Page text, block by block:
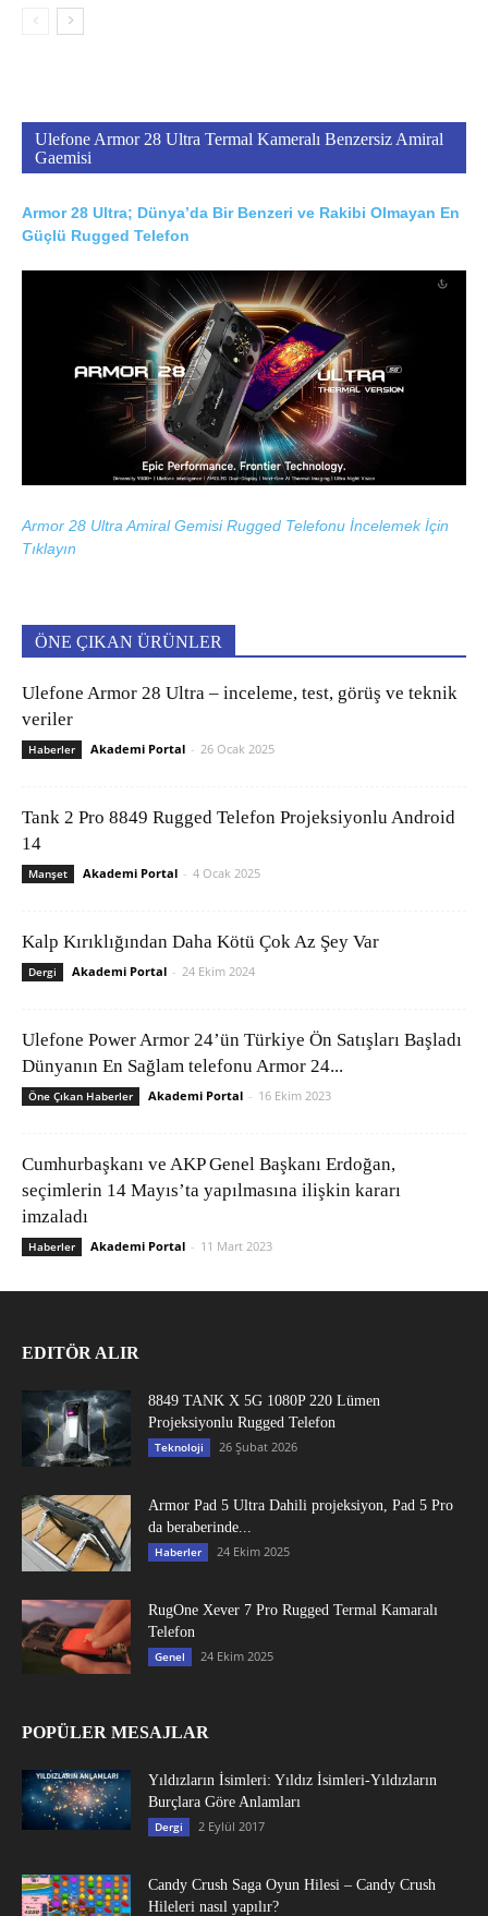
Ulefone Armor 28 Ultra Termal Kameralı Benzersiz Amiral
Gaemisi
Armor 28 Ultra; Dünya’da Bir Benzeri ve Rakibi Olmayan En
Güçlü Rugged Telefon
Armor 28 Ultra Amiral Gemisi Rugged Telefonu İncelemek İçin
Tıklayın
ÖNE ÇIKAN ÜRÜNLER
Ulefone Armor 28 Ultra – inceleme, test, görüş ve teknik
veriler
Haberler Akademi Portal - 26 Ocak 2025
Tank 2 Pro 8849 Rugged Telefon Projeksiyonlu Android
14
Manşet Akademi Portal - 4 Ocak 2025
Kalp Kırıklığından Daha Kötü Çok Az Şey Var
Dergi Akademi Portal - 24 Ekim 2024
Ulefone Power Armor 24’ün Türkiye Ön Satışları Başladı
Dünyanın En Sağlam telefonu Armor 24...
Öne Çıkan Haberler Akademi Portal - 16 Ekim 2023
Cumhurbaşkanı ve AKP Genel Başkanı Erdoğan,
seçimlerin 14 Mayıs’ta yapılmasına ilişkin kararı
imzaladı
Haberler Akademi Portal - 11 Mart 2023
EDITÖR ALIR
8849 TANK X 5G 1080P 220 Lümen
Projeksiyonlu Rugged Telefon
Teknoloji 26 Şubat 2026
Armor Pad 5 Ultra Dahili projeksiyon, Pad 5 Pro
da beraberinde...
Haberler 24 Ekim 2025
RugOne Xever 7 Pro Rugged Termal Kamaralı
Telefon
Genel 24 Ekim 2025
POPÜLER MESAJLAR
Yıldızların İsimleri: Yıldız İsimleri-Yıldızların
Burçlara Göre Anlamları
Dergi 2 Eylül 2017
Candy Crush Saga Oyun Hilesi – Candy Crush
Hileleri nasıl yapılır?